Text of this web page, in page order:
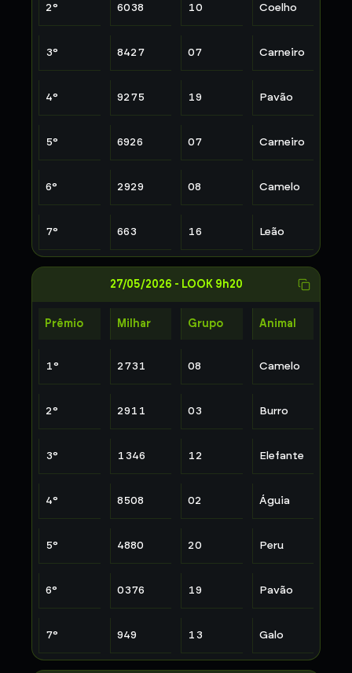
2° 6038 10 Coelho
3° 8427 07 Carneiro
4° 9275 19 Pavão
5° 6926 07 Carneiro
6° 2929 08 Camelo
7° 663 16 Leão
27/05/2026 - LOOK 9h20
Prêmio Milhar Grupo Animal
1° 2731 08 Camelo
2° 2911 03 Burro
3° 1346 12 Elefante
4° 8508 02 Águia
5° 4880 20 Peru
6° 0376 19 Pavão
7° 949 13 Galo